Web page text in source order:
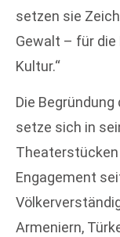
setzen sie
Gewalt – für die
Kultur.“
Die Begründung
setze sich in
Engagement
Armeniern,